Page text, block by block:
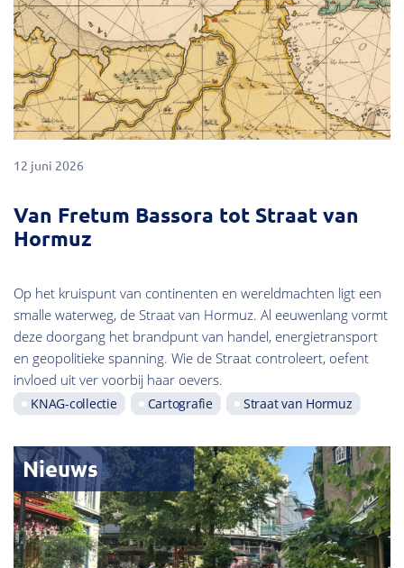
12 juni 2026
Van Fretum Bassora tot Straat van
Hormuz
Op het kruispunt van continenten en wereldmachten ligt een
smalle waterweg, de Straat van Hormuz. Al eeuwenlang vormt
deze doorgang het brandpunt van handel, energietransport
en geopolitieke spanning. Wie de Straat controleert, oefent
invloed uit ver voorbij haar oevers.
KNAG-collectie Cartografie Straat van Hormuz
Nieuws